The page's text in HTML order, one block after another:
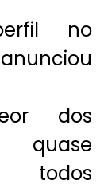
no
dos
quase
todos